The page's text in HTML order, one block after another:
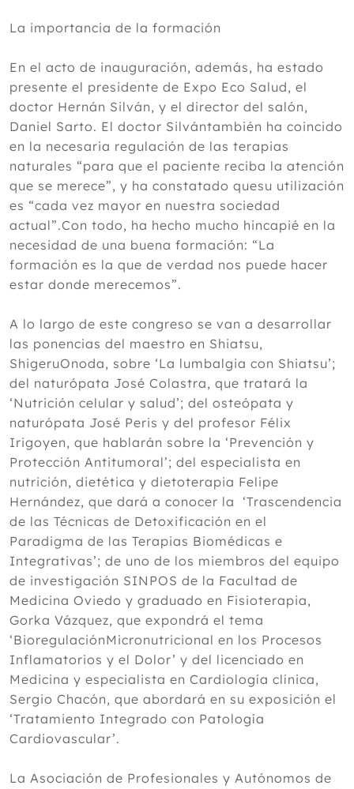
La importancia de la formación
En el acto de inauguración, además, ha estado
presente el presidente de Expo Eco Salud, el
doctor Hernán Silván, y el director del salón,
Daniel Sarto. El doctor Silvántambién ha coincido
en la necesaria regulación de las terapias
naturales “para que el paciente reciba la atención
que se merece”, y ha constatado quesu utilización
es “cada vez mayor en nuestra sociedad
actual”.Con todo, ha hecho mucho hincapié en la
necesidad de una buena formación: “La
formación es la que de verdad nos puede hacer
estar donde merecemos”.
A lo largo de este congreso se van a desarrollar
las ponencias del maestro en Shiatsu,
ShigeruOnoda, sobre ‘La lumbalgia con Shiatsu’;
del naturópata José Colastra, que tratará la
‘Nutrición celular y salud’; del osteópata y
naturópata José Peris y del profesor Félix
Irigoyen, que hablarán sobre la ‘Prevención y
Protección Antitumoral’; del especialista en
nutrición, dietética y dietoterapia Felipe
Hernández, que dará a conocer la ‘Trascendencia
de las Técnicas de Detoxificación en el
Paradigma de las Terapias Biomédicas e
Integrativas’; de uno de los miembros del equipo
de investigación SINPOS de la Facultad de
Medicina Oviedo y graduado en Fisioterapia,
Gorka Vázquez, que expondrá el tema
‘BioregulaciónMicronutricional en los Procesos
Inflamatorios y el Dolor’ y del licenciado en
Medicina y especialista en Cardiología clínica,
Sergio Chacón, que abordará en su exposición el
‘Tratamiento Integrado con Patología
Cardiovascular’.
La Asociación de Profesionales y Autónomos de